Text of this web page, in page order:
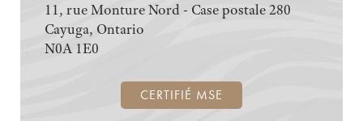
11, rue Monture Nord - Case postale 280
Cayuga, Ontario
N0A 1E0
CERTIFIÉ MSE